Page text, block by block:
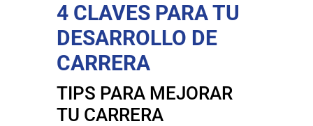
4 CLAVES PARA TU
DESARROLLO DE
CARRERA
TIPS PARA MEJORAR
TU CARRERA